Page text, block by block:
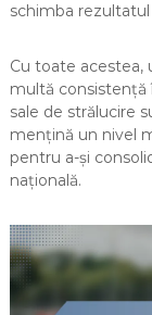
schimba
Cu toate acestea,
multă consistență
sale de strălucire
mențină un nivel
pentru a-și
națională.